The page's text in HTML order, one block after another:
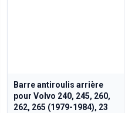
Barre antiroulis arrière
pour Volvo 240, 245, 260,
262, 265 (1979-1984), 23